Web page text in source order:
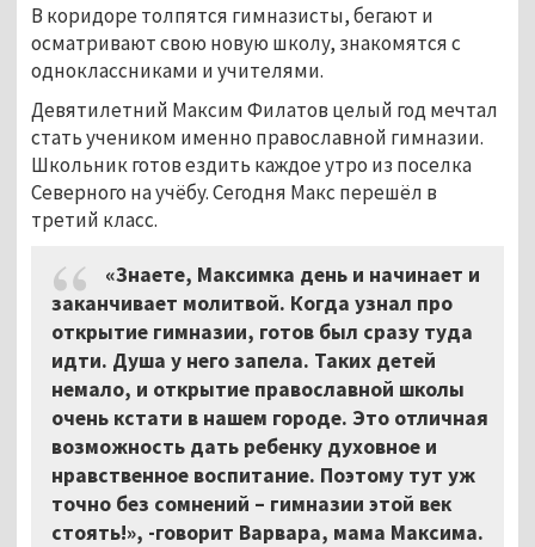
В коридоре толпятся гимназисты, бегают и
осматривают свою новую школу, знакомятся с
одноклассниками и учителями.
Девятилетний Максим Филатов целый год мечтал
стать учеником именно православной гимназии.
Школьник готов ездить каждое утро из поселка
Северного на учёбу. Сегодня Макс перешёл в
третий класс.
«Знаете, Максимка день и начинает и
заканчивает молитвой. Когда узнал про
открытие гимназии, готов был сразу туда
идти. Душа у него запела. Таких детей
немало, и открытие православной школы
очень кстати в нашем городе. Это отличная
возможность дать ребенку духовное и
нравственное воспитание. Поэтому тут уж
точно без сомнений – гимназии этой век
стоять!», -говорит Варвара, мама Максима.